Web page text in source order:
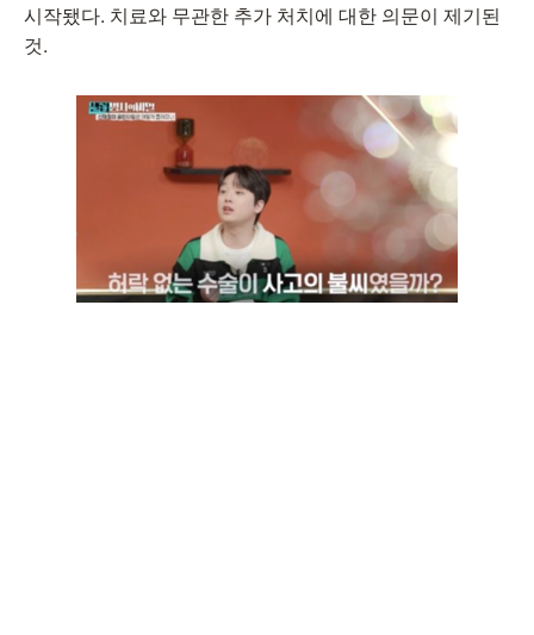
시작됐다. 치료와 무관한 추가 처치에 대한 의문이 제기된
것.